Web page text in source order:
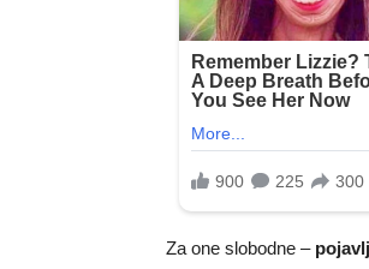
Za one slobodne –